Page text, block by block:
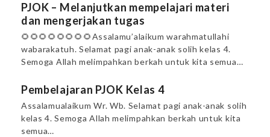
PJOK – Melanjutkan mempelajari materi
dan mengerjakan tugas
🌻🌻🌻🌻🌻🌻🌻🌻Assalamu’alaikum warahmatullahi
wabarakatuh. Selamat pagi anak-anak solih kelas 4.
Semoga Allah melimpahkan berkah untuk kita semua…
Pembelajaran PJOK Kelas 4
Assalamualaikum Wr. Wb. Selamat pagi anak-anak solih
kelas 4. Semoga Allah melimpahkan berkah untuk kita
semua…